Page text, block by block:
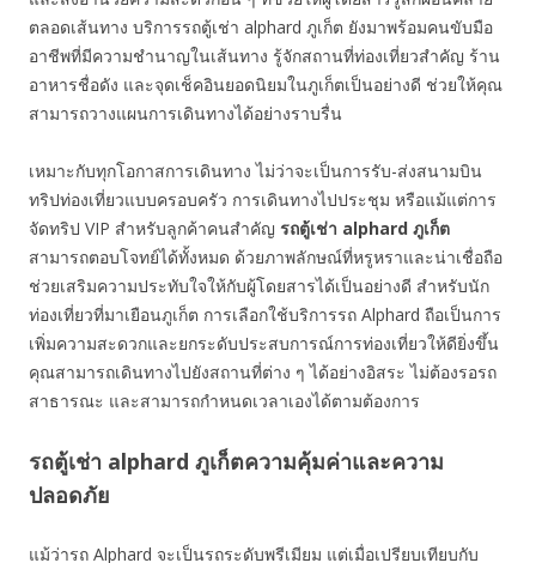
ตลอดเส้นทาง บริการรถตู้เช่า alphard ภูเก็ต ยังมาพร้อมคนขับมือ
อาชีพที่มีความชำนาญในเส้นทาง รู้จักสถานที่ท่องเที่ยวสำคัญ ร้าน
อาหารชื่อดัง และจุดเช็คอินยอดนิยมในภูเก็ตเป็นอย่างดี ช่วยให้คุณ
สามารถวางแผนการเดินทางได้อย่างราบรื่น
เหมาะกับทุกโอกาสการเดินทาง ไม่ว่าจะเป็นการรับ-ส่งสนามบิน
ทริปท่องเที่ยวแบบครอบครัว การเดินทางไปประชุม หรือแม้แต่การ
จัดทริป VIP สำหรับลูกค้าคนสำคัญ รถตู้เช่า alphard ภูเก็ต
สามารถตอบโจทย์ได้ทั้งหมด ด้วยภาพลักษณ์ที่หรูหราและน่าเชื่อถือ
ช่วยเสริมความประทับใจให้กับผู้โดยสารได้เป็นอย่างดี สำหรับนัก
ท่องเที่ยวที่มาเยือนภูเก็ต การเลือกใช้บริการรถ Alphard ถือเป็นการ
เพิ่มความสะดวกและยกระดับประสบการณ์การท่องเที่ยวให้ดียิ่งขึ้น
คุณสามารถเดินทางไปยังสถานที่ต่าง ๆ ได้อย่างอิสระ ไม่ต้องรอรถ
สาธารณะ และสามารถกำหนดเวลาเองได้ตามต้องการ
รถตู้เช่า alphard ภูเก็ตความคุ้มค่าและความ
ปลอดภัย
แม้ว่ารถ Alphard จะเป็นรถระดับพรีเมียม แต่เมื่อเปรียบเทียบกับ